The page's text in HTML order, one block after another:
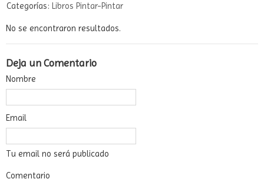
Categorías: Libros Pintar-Pintar
No se encontraron resultados.
Deja un Comentario
Nombre
Email
Tu email no será publicado
Comentario